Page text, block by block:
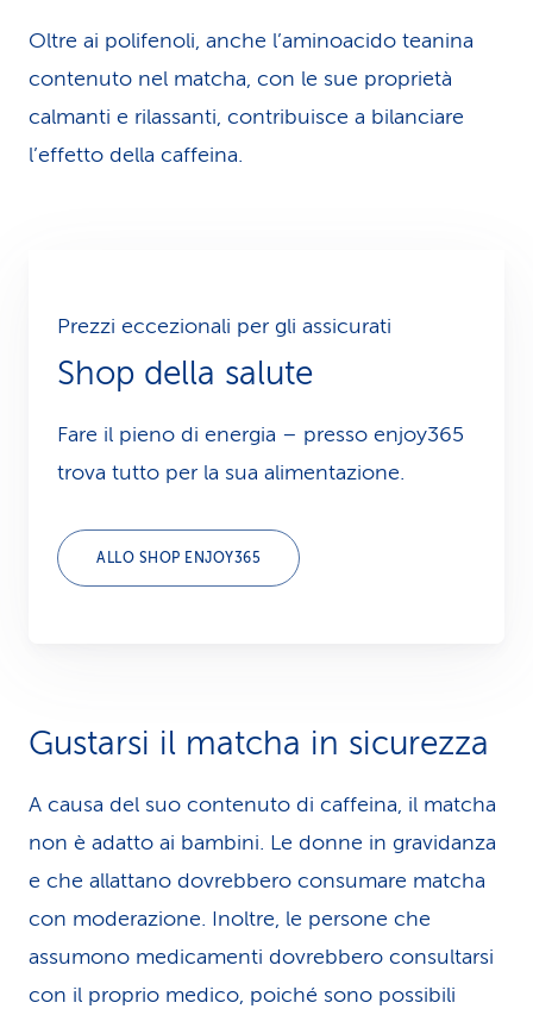
Oltre ai polifenoli, anche l’aminoacido teanina
contenuto nel matcha, con le sue proprietà
calmanti e rilassanti, contri­buisce a bilanciare
l’effetto della caffeina.
Prezzi eccezionali per gli assicurati
Shop della salute
Fare il pieno di energia – presso enjoy365
trova tutto per la sua alimentazione.
ALLO SHOP ENJOY365
Gustarsi il matcha in sicurezza
A causa del suo contenuto di caffeina, il matcha
non è adatto ai bambini. Le donne in gravidanza
e che allattano dovrebbero consumare matcha
con moderazione. Inoltre, le persone che
assumono medicamenti dovrebbero consultarsi
con il proprio medico, poiché sono possibili